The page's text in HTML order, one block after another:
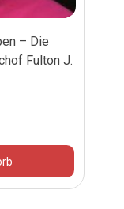
– Die
Fulton J.